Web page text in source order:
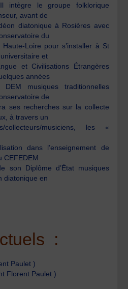
intègre le groupe folklorique
avant de
diatonique à Rosières avec
du
Loire pour s’installer à St
et
et Civilisations Étrangères
années
musiques traditionnelles
de
ses recherches sur la collecte
à travers un
musiciens, les «
dans l’enseignement de
CEFEDEM
son Diplôme d’État musiques
diatonique en
:
Paulet )
Florent Paulet )